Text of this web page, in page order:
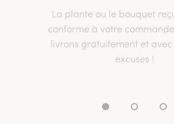
La plante ou le bouquet
conforme à votre
livrons gratuitement et avec
excuses !